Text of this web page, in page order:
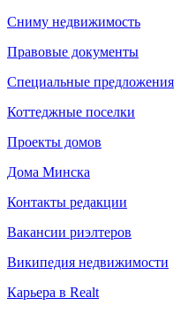
Сниму недвижимость
Правовые документы
Специальные предложения
Коттеджные поселки
Проекты домов
Дома Минска
Контакты редакции
Вакансии риэлтеров
Википедия недвижимости
Карьера в Realt